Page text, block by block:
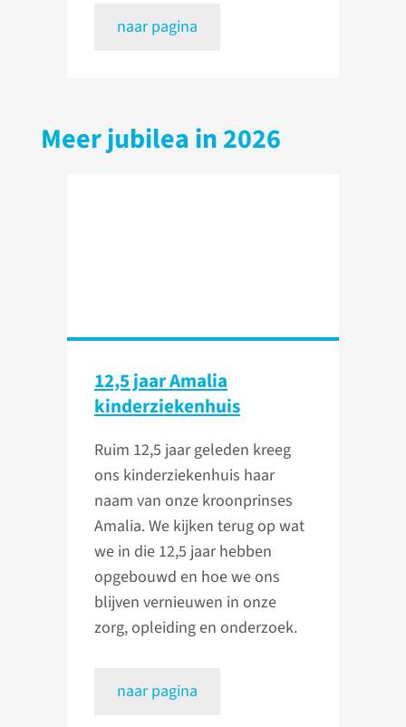
naar pagina
Meer jubilea in 2026
12,5 jaar Amalia
kinderziekenhuis
Ruim 12,5 jaar geleden kreeg
ons kinderziekenhuis haar
naam van onze kroonprinses
Amalia. We kijken terug op wat
we in die 12,5 jaar hebben
opgebouwd en hoe we ons
blijven vernieuwen in onze
zorg, opleiding en onderzoek.
naar pagina